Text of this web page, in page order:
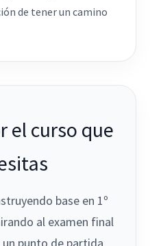
de tener un camino
el curso que
base en 1º
al examen final